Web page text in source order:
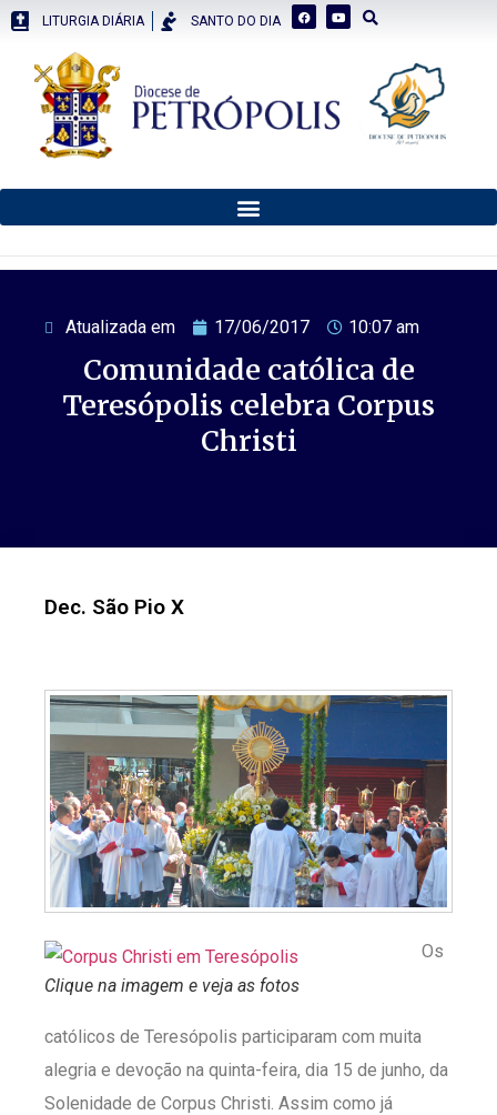
LITURGIA DIÁRIA SANTO DO DIA
Atualizada em 17/06/2017 10:07 am
Comunidade católica de
Teresópolis celebra Corpus
Christi
Dec. São Pio X
Clique na imagem e veja as fotos
Os
católicos de Teresópolis participaram com muita
alegria e devoção na quinta-feira, dia 15 de junho, da
Solenidade de Corpus Christi. Assim como já